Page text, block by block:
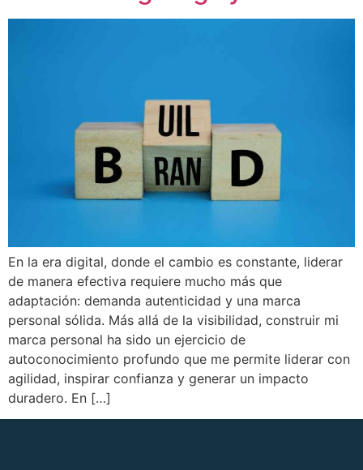
En la era digital, donde el cambio es constante, liderar
de manera efectiva requiere mucho más que
adaptación: demanda autenticidad y una marca
personal sólida. Más allá de la visibilidad, construir mi
marca personal ha sido un ejercicio de
autoconocimiento profundo que me permite liderar con
agilidad, inspirar confianza y generar un impacto
duradero. En […]